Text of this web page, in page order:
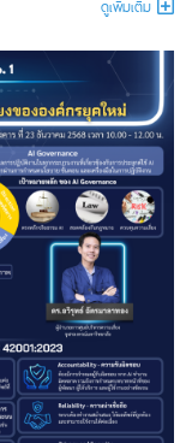
ดูเพิ่มเติม